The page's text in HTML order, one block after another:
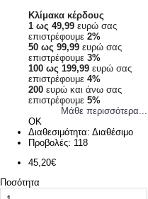
Κλίμακα κέρδους
1 ως 49,99 ευρώ σας
επιστρέφουμε 2%
50 ως 99,99 ευρώ σας
επιστρέφουμε 3%
100 ως 199,99 ευρώ σας
επιστρέφουμε 4%
200 ευρώ και άνω σας
επιστρέφουμε 5%
Μάθε περισσότερα...
ΟΚ
Διαθεσιμότητα: Διαθέσιμο
Προβολές: 118
45,20€
Ποσότητα